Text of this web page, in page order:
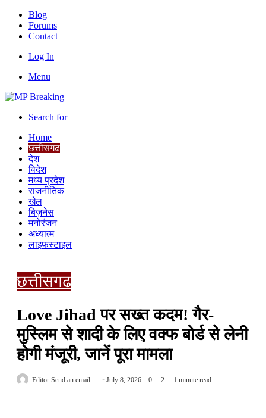
Blog
Forums
Contact
Log In
Menu
Search for
Home
छत्तीसगढ
देश
विदेश
मध्य प्रदेश
राजनीतिक
खेल
बिज़नेस
मनोरंजन
अध्यात्म
लाइफस्टाइल
छत्तीसगढ
Love Jihad पर सख्त कदम! गैर-
मुस्लिम से शादी के लिए वक्फ बोर्ड से लेनी
होगी मंजूरी, जानें पूरा मामला
Editor Send an email July 8, 2026 0 2 1 minute read